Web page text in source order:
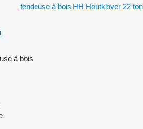
fendeuse à bois HH Houtklover 22 ton
à bois